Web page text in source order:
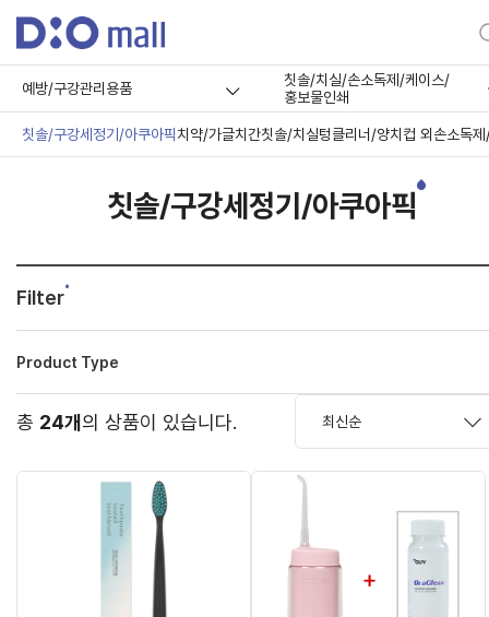
예방/구강관리용품
칫솔/치실/손소독제/케이스/
홍보물인쇄
칫솔/구강세정기/아쿠아픽치약/가글치간칫솔/치실텅클리너/양치컵 외 손소독
칫솔/구강세정기/아쿠아픽
Filter
Product Type
총 24개의 상품이 있습니다.